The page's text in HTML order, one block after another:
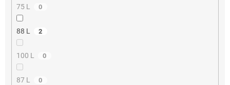
75 L 0
88 L 2
100 L 0
87 L 0